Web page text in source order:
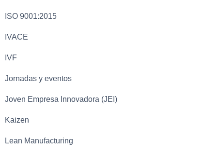
ISO 9001:2015
IVACE
IVF
Jornadas y eventos
Joven Empresa Innovadora (JEI)
Kaizen
Lean Manufacturing